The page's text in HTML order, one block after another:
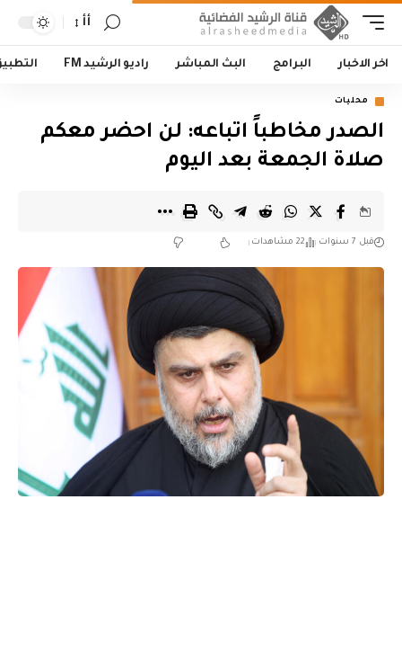
أأ
اخر الاخبار البرامج البث المباشر راديو الرشيد FM
محليات
الصدر مخاطباً اتباعه: لن احضر معكم
صلاة الجمعة بعد اليوم
قبل 7 سنوات 22 مشاهدات